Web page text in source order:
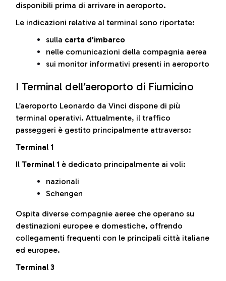
disponibili prima di arrivare in aeroporto.
Le indicazioni relative al terminal sono riportate:
sulla carta d’imbarco
nelle comunicazioni della compagnia aerea
sui monitor informativi presenti in aeroporto
I Terminal dell’aeroporto di Fiumicino
L’aeroporto Leonardo da Vinci dispone di più
terminal operativi. Attualmente, il traffico
passeggeri è gestito principalmente attraverso:
Terminal 1
Il Terminal 1 è dedicato principalmente ai voli:
nazionali
Schengen
Ospita diverse compagnie aeree che operano su
destinazioni europee e domestiche, offrendo
collegamenti frequenti con le principali città italiane
ed europee.
Terminal 3